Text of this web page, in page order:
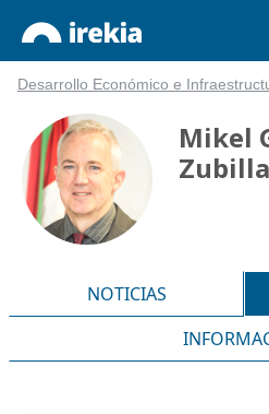
Desarrollo Económico e
Mikel
NOTICIAS